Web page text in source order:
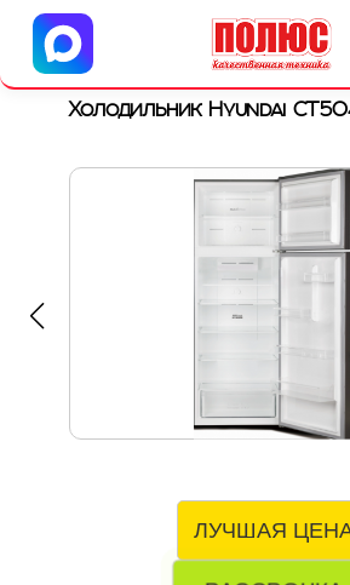
Центр бытовой
г. Ульяновск, ул.
Холодильник Hyundai
ЛУЧШАЯ